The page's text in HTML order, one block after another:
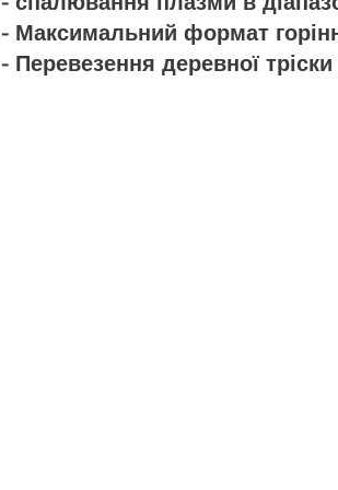
- Максимальний формат
- Перевезення деревної